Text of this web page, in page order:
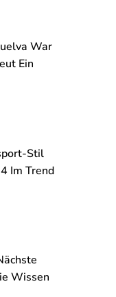
War
Ein
Stil
Im Trend
Wissen